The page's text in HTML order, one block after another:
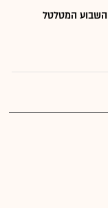
השבוע המטלטל